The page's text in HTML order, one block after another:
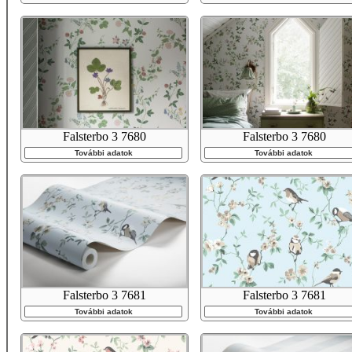
Falsterbo 3 7680
További adatok
Falsterbo 3 7680
További adatok
Falsterbo 3 7681
További adatok
Falsterbo 3 7681
További adatok